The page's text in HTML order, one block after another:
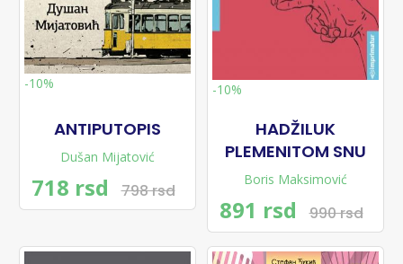
-10%
ANTIPUTOPIS
Dušan Mijatović
718 rsd 798 rsd
-10%
HADŽILUK
PLEMENITOM SNU
Boris Maksimović
891 rsd 990 rsd